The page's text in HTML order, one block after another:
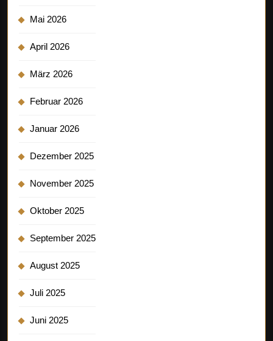
Mai 2026
April 2026
März 2026
Februar 2026
Januar 2026
Dezember 2025
November 2025
Oktober 2025
September 2025
August 2025
Juli 2025
Juni 2025